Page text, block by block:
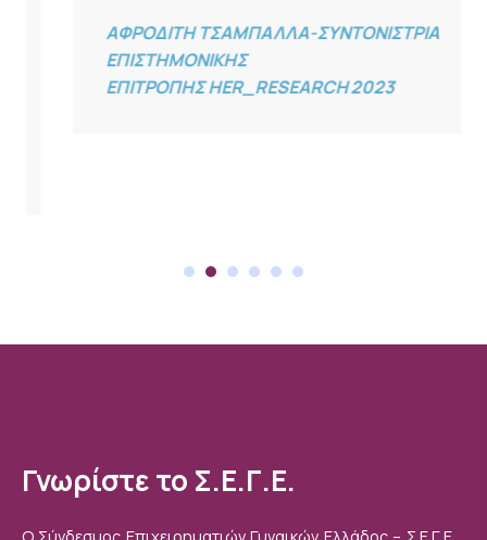
ΑΦΡΟΔΙΤΗ ΤΣΑΜΠΑΛΛΑ-ΣΥΝΤΟΝΙΣΤΡΙΑ
ΕΠΙΣΤΗΜΟΝΙΚΗΣ
ΕΠΙΤΡΟΠΗΣ HER_RESEARCH 2023
Γνωρίστε το Σ.Ε.Γ.Ε.